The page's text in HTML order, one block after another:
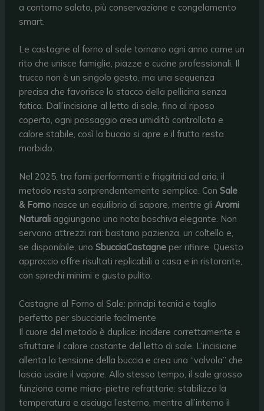
a contorno salato, più conservazione e congelamento
smart.
Le castagne al forno al sale tornano ogni anno come un
rito che unisce famiglie, piazze e cucine professionali. Il
trucco non è un singolo gesto, ma una sequenza
precisa che favorisce lo stacco della pellicina senza
fatica. Dall’incisione al letto di sale, fino al riposo
coperto, ogni passaggio crea umidità controllata e
calore stabile, così la buccia si apre e il frutto resta
morbido.
Nel 2025, tra forni performanti e friggitrici ad aria, il
metodo resta sorprendentemente semplice. ConSale
& Forno nasce un equilibrio di sapore, mentre gliAromi
Naturali aggiungono una nota boschiva elegante. Non
servono attrezzi rari: bastano pazienza, un coltello e,
se disponibile, unoSbucciaCastagne per rifinire. Questo
approccio offre risultati replicabili a casa e in ristorante,
con sprechi minimi e gusto pulito.
Castagne al Forno al Sale: principi tecnici e taglio
perfetto per sbucciarle facilmente
Il cuore del metodo è duplice: incidere correttamente e
sfruttare il calore costante del letto di sale. L’incisione
allenta la tensione della buccia e crea una “valvola” che
lascia uscire il vapore. Allo stesso tempo, il sale grosso
funziona come micro-pietre refrattarie: stabilizza la
temperatura e asciuga l’esterno, mentre all’interno il